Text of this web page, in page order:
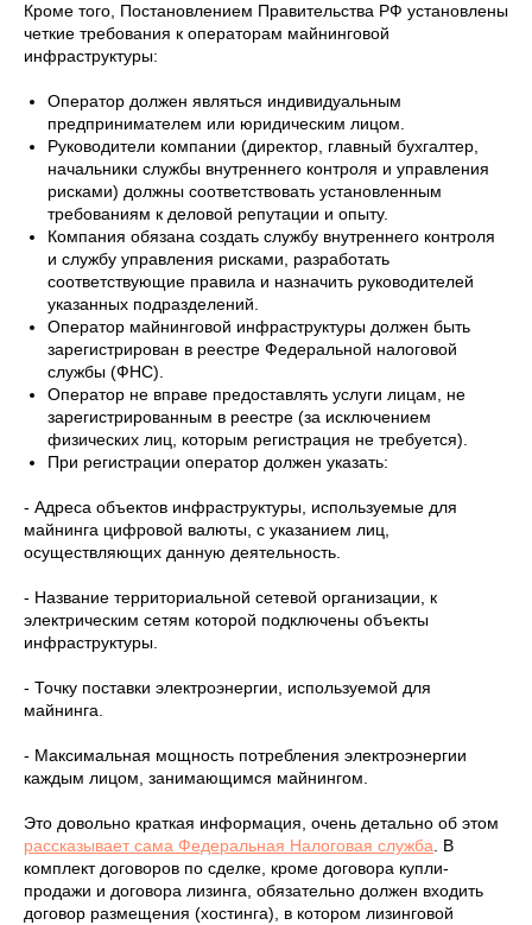
Кроме того, Постановлением Правительства РФ установлены
четкие требования к операторам майнинговой
инфраструктуры:
Оператор должен являться индивидуальным
предпринимателем или юридическим лицом.
Руководители компании (директор, главный бухгалтер,
начальники службы внутреннего контроля и управления
рисками) должны соответствовать установленным
требованиям к деловой репутации и опыту.
Компания обязана создать службу внутреннего контроля
и службу управления рисками, разработать
соответствующие правила и назначить руководителей
указанных подразделений.
Оператор майнинговой инфраструктуры должен быть
зарегистрирован в реестре Федеральной налоговой
службы (ФНС).
Оператор не вправе предоставлять услуги лицам, не
зарегистрированным в реестре (за исключением
физических лиц, которым регистрация не требуется).
При регистрации оператор должен указать:
- Адреса объектов инфраструктуры, используемые для
майнинга цифровой валюты, с указанием лиц,
осуществляющих данную деятельность.
- Название территориальной сетевой организации, к
электрическим сетям которой подключены объекты
инфраструктуры.
- Точку поставки электроэнергии, используемой для
майнинга.
- Максимальная мощность потребления электроэнергии
каждым лицом, занимающимся майнингом.
Это довольно краткая информация, очень детально об этом
рассказывает сама Федеральная Налоговая служба. В
комплект договоров по сделке, кроме договора купли-
продажи и договора лизинга, обязательно должен входить
договор размещения (хостинга), в котором лизинговой